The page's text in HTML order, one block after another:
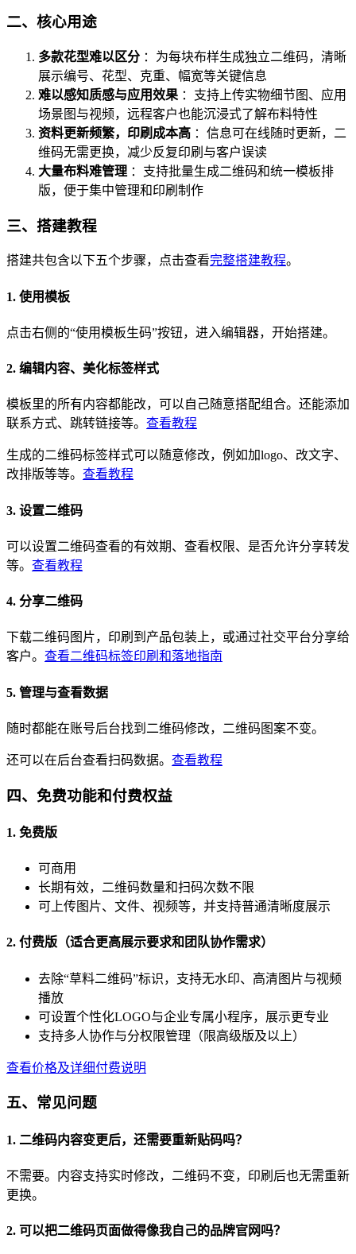
二、核心用途
多款花型难以区分 ：为每块布样生成独立二维码，清晰
展示编号、花型、克重、幅宽等关键信息
难以感知质感与应用效果 ：支持上传实物细节图、应用
场景图与视频，远程客户也能沉浸式了解布料特性
资料更新频繁，印刷成本高 ：信息可在线随时更新，二
维码无需更换，减少反复印刷与客户误读
大量布料难管理 ：支持批量生成二维码和统一模板排
版，便于集中管理和印刷制作
三、搭建教程
搭建共包含以下五个步骤，点击查看完整搭建教程。
1. 使用模板
点击右侧的“使用模板生码”按钮，进入编辑器，开始搭建。
2. 编辑内容、美化标签样式
模板里的所有内容都能改，可以自己随意搭配组合。还能添加
联系方式、跳转链接等。 查看教程
生成的二维码标签样式可以随意修改，例如加logo、改文字、
改排版等等。 查看教程
3. 设置二维码
可以设置二维码查看的有效期、查看权限、是否允许分享转发
等。 查看教程
4. 分享二维码
下载二维码图片，印刷到产品包装上，或通过社交平台分享给
客户。 查看二维码标签印刷和落地指南
5. 管理与查看数据
随时都能在账号后台找到二维码修改，二维码图案不变。
还可以在后台查看扫码数据。 查看教程
四、免费功能和付费权益
1. 免费版
可商用
长期有效，二维码数量和扫码次数不限
可上传图片、文件、视频等，并支持普通清晰度展示
2. 付费版（适合更高展示要求和团队协作需求）
去除“草料二维码”标识，支持无水印、高清图片与视频
播放
可设置个性化LOGO与企业专属小程序，展示更专业
支持多人协作与分权限管理（限高级版及以上）
查看价格及详细付费说明
五、常见问题
1. 二维码内容变更后，还需要重新贴码吗？
不需要。内容支持实时修改，二维码不变，印刷后也无需重新
更换。
2. 可以把二维码页面做得像我自己的品牌官网吗？